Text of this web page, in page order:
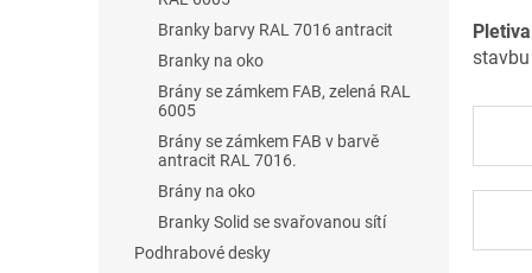
Branky barvy RAL 7016 antracit
Branky na oko
Brány se zámkem FAB, zelená RAL
6005
Brány se zámkem FAB v barvě
antracit RAL 7016.
Brány na oko
Branky Solid se svařovanou sítí
Podhrabové desky